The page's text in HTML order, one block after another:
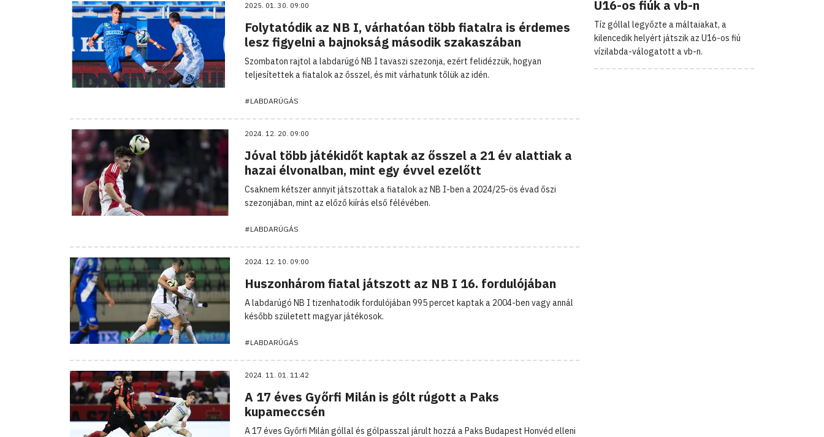
2025. 01. 30. 09:00
Folytatódik az NB I, várhatóan több fiatalra is érdemes
lesz figyelni a bajnokság második szakaszában
Szombaton rajtol a labdarúgó NB I tavaszi szezonja, ezért felidézzük, hogyan
teljesítettek a fiatalok az ősszel, és mit várhatunk tőlük az idén.
#LABDARÚGÁS
2024. 12. 20. 09:00
Jóval több játékidőt kaptak az ősszel a 21 év alattiak a
hazai élvonalban, mint egy évvel ezelőtt
Csaknem kétszer annyit játszottak a fiatalok az NB I-ben a 2024/25-ös évad őszi
szezonjában, mint az előző kiírás első félévében.
#LABDARÚGÁS
2024. 12. 10. 09:00
Huszonhárom fiatal játszott az NB I 16. fordulójában
A labdarúgó NB I tizenhatodik fordulójában 995 percet kaptak a 2004-ben vagy annál
később született magyar játékosok.
#LABDARÚGÁS
2024. 11. 01. 11:42
A 17 éves Győrfi Milán is gólt rúgott a Paks
kupameccsén
A 17 éves Győrfi Milán góllal és gólpasszal járult hozzá a Paks Budapest Honvéd elleni
U16-os fiúk a vb-n
Tíz góllal legyőzte a máltaiakat, a
kilencedik helyért játszik az U16-os fiú
vízilabda-válogatott a vb-n.